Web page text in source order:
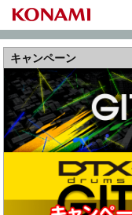
キャンペーン